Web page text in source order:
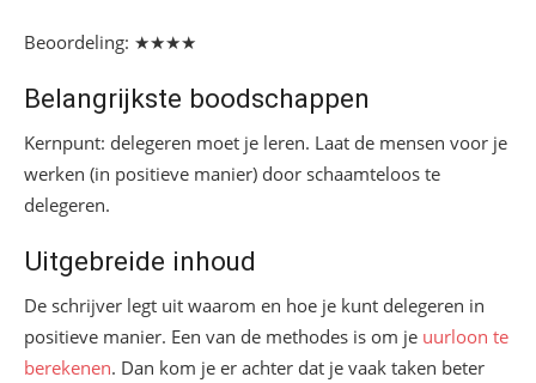
Beoordeling: ★★★★
Belangrijkste boodschappen
Kernpunt: delegeren moet je leren. Laat de mensen voor je
werken (in positieve manier) door schaamteloos te
delegeren.
Uitgebreide inhoud
De schrijver legt uit waarom en hoe je kunt delegeren in
positieve manier. Een van de methodes is om je uurloon te
berekenen. Dan kom je er achter dat je vaak taken beter